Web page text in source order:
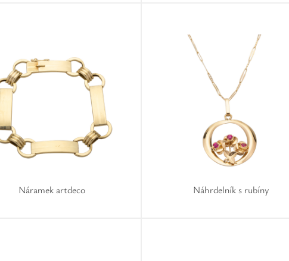
Náramek artdeco Náhrdelník s rubíny